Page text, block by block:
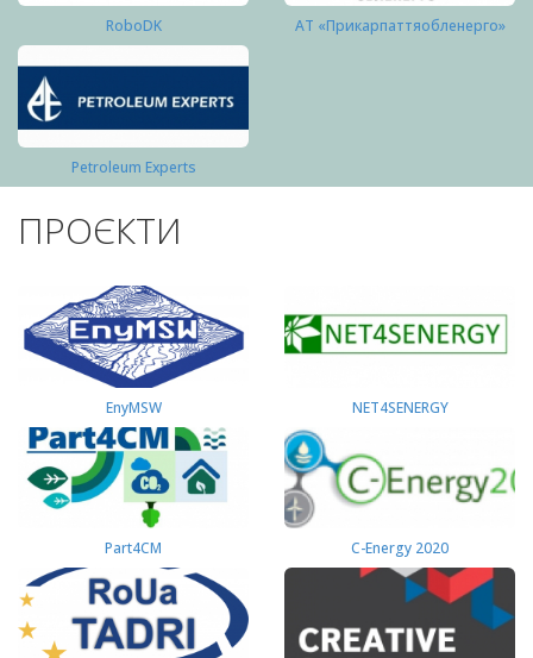
RoboDK АТ «Прикарпаттяобленерго»
Petroleum Experts
ПРОЄКТИ
EnyMSW NET4SENERGY
Part4СМ C-Energy 2020